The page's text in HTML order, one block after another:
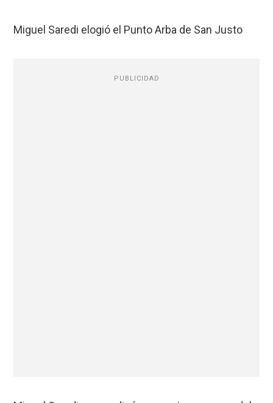
Miguel Saredi elogió el Punto Arba de San Justo
PUBLICIDAD